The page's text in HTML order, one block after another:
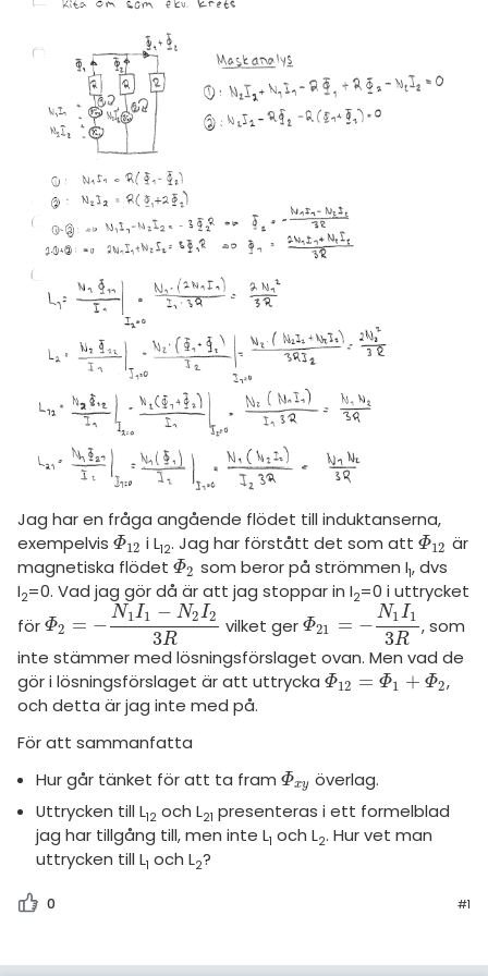
Jag har en fråga angående flödet till induktanserna,
exempelvis Φ12
Φ12 i L12. Jag har förstått det som attΦ12
Φ12 är
magnetiska flödet Φ2
Φ2 som beror på strömmen I1, dvs
I2=0. Vad jag gör då är att jag stoppar in I2=0 i uttrycket
för Φ2 = −
N1I1 − N2I2
3R
Φ2 =- N1I1-N2I23R vilket gerΦ21 = −
N1I1
3R
Φ21 =-N1I13R
, som
inte stämmer med lösningsförslaget ovan. Men vad de
gör i lösningsförslaget är att uttrycka Φ12 = Φ1 + Φ2
Φ12 =Φ 1+Φ 2
,
och detta är jag inte med på.
För att sammanfatta
Hur går tänket för att ta framΦxy
Φxy överlag.
Uttrycken till L12 och L21 presenteras i ett formelblad
jag har tillgång till, men inte L1 och L2. Hur vet man
uttrycken till L1 och L2?
0 #1